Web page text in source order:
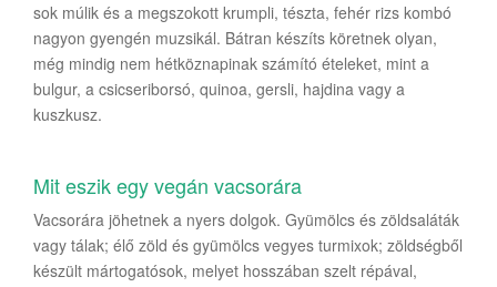
sok múlik és a megszokott krumpli, tészta, fehér rizs kombó
nagyon gyengén muzsikál. Bátran készíts köretnek olyan,
még mindig nem hétköznapinak számító ételeket, mint a
bulgur, a csicseriborsó, quinoa, gersli, hajdina vagy a
kuszkusz.
Mit eszik egy vegán vacsorára
Vacsorára jöhetnek a nyers dolgok. Gyümölcs és zöldsaláták
vagy tálak; élő zöld és gyümölcs vegyes turmixok; zöldségből
készült mártogatósok, melyet hosszában szelt répával,